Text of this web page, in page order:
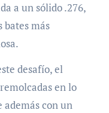
a un sólido .276,
bates más
desafío, el
en lo
además con un